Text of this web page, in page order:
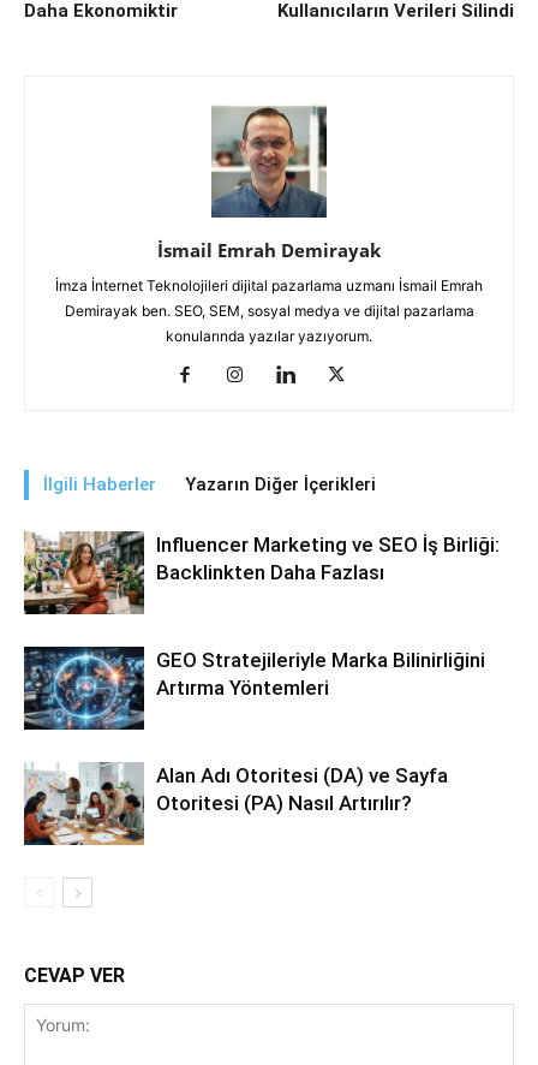
Daha Ekonomiktir Kullanıcıların Verileri Silindi
İsmail Emrah Demirayak
İmza İnternet Teknolojileri dijital pazarlama uzmanı İsmail Emrah
Demirayak ben. SEO, SEM, sosyal medya ve dijital pazarlama
konularında yazılar yazıyorum.
İlgili Haberler Yazarın Diğer İçerikleri
Influencer Marketing ve SEO İş Birliği:
Backlinkten Daha Fazlası
GEO Stratejileriyle Marka Bilinirliğini
Artırma Yöntemleri
Alan Adı Otoritesi (DA) ve Sayfa
Otoritesi (PA) Nasıl Artırılır?
CEVAP VER